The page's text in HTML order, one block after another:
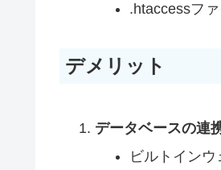
.htaccessフ
デメリット
データベースの連
ビルトイン